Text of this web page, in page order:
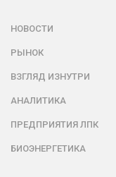
НОВОСТИ
РЫНОК
ВЗГЛЯД ИЗНУТРИ
АНАЛИТИКА
ПРЕДПРИЯТИЯ ЛПК
БИОЭНЕРГЕТИКА